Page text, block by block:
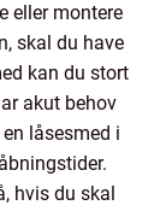
eller montere
skal du have
kan du stort
akut behov
låsesmed i
hvis du skal